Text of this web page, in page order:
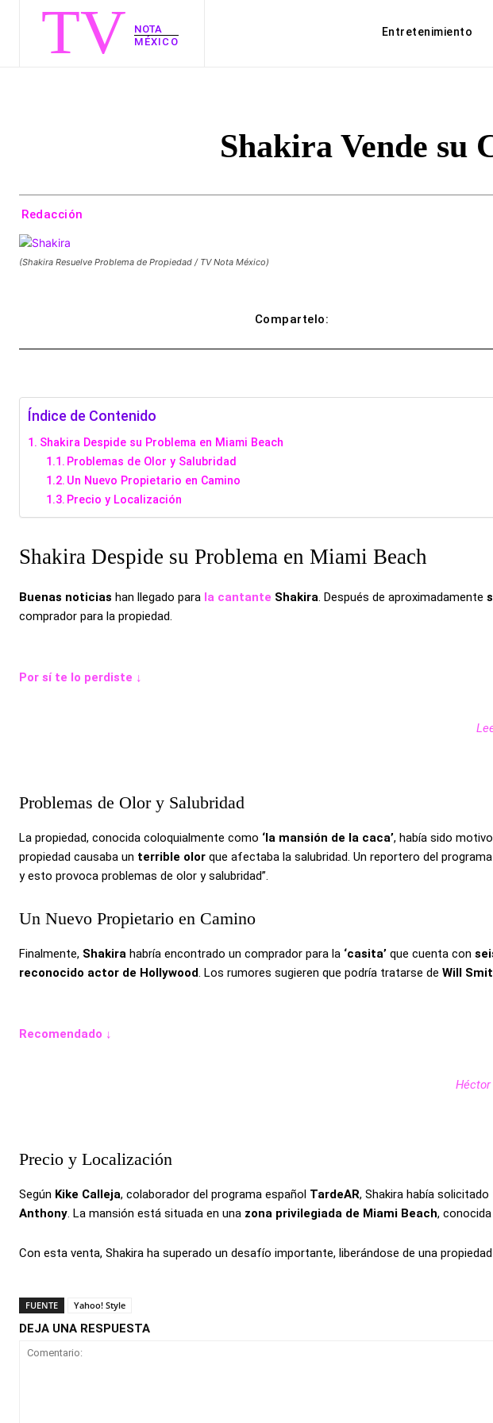
TV
NOTA
MÉXICO
Entretenimiento
Shakira Vende su
Redacción
(Shakira Resuelve Problema de Propiedad / TV Nota México)
Compartelo:
Índice de Contenido
Shakira Despide su Problema en Miami Beach
Problemas de Olor y Salubridad
Un Nuevo Propietario en Camino
Precio y Localización
Shakira Despide su Problema en Miami Beach
Buenas noticias han llegado para la cantante Shakira. Después de aproximadamente
comprador para la propiedad.
Por sí te lo perdiste ↓
Problemas de Olor y Salubridad
La propiedad, conocida coloquialmente como ‘la mansión de la caca’, había sido
propiedad causaba un terrible olor que afectaba la salubridad. Un reportero del
y esto provoca problemas de olor y salubridad”.
Un Nuevo Propietario en Camino
Finalmente, Shakira habría encontrado un comprador para la ‘casita’ que cuenta con
reconocido actor de Hollywood. Los rumores sugieren que podría tratarse de Will
Recomendado ↓
Precio y Localización
Según Kike Calleja, colaborador del programa español TardeAR, Shakira había solicitado
Anthony . La mansión está situada en una zona privilegiada de Miami Beach,
Con esta venta, Shakira ha superado un desafío importante, liberándose de una
FUENTE Yahoo! Style
DEJA UNA RESPUESTA